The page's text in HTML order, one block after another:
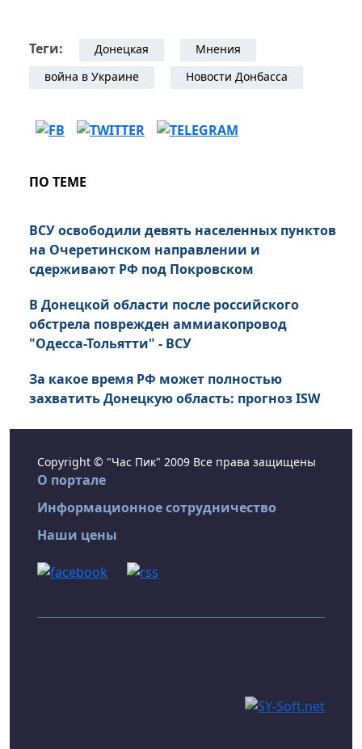
Теги: Донецкая
Мнения
война в Украине
Новости Донбасса
ПО ТЕМЕ
ВСУ освободили девять населенных пунктов
на Очеретинском направлении и
сдерживают РФ под Покровском
В Донецкой области после российского
обстрела поврежден аммиакопровод
"Одесса-Тольятти" - ВСУ
За какое время РФ может полностью
захватить Донецкую область: прогноз ISW
Copyright © "Час Пик" 2009 Все права защищены
О портале
Информационное сотрудничество
Наши цены